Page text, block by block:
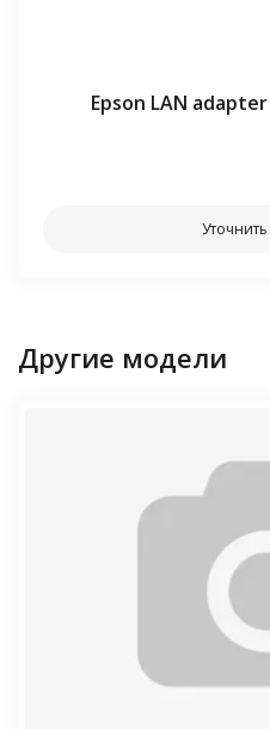
Epson LAN
Другие модели